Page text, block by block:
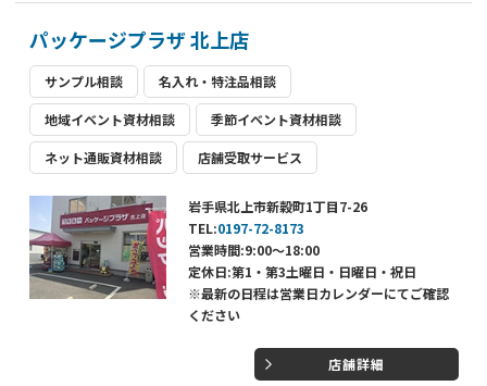
パッケージプラザ 北上店
サンプル相談 名入れ・特注品相談
地域イベント資材相談 季節イベント資材相談
ネット通販資材相談 店舗受取サービス
岩手県北上市新穀町1丁目7-26
TEL:0197-72-8173
営業時間:9:00～18:00
定休日:第1・第3土曜日・日曜日・祝日
※最新の日程は営業日カレンダーにてご確認
ください
店舗詳細